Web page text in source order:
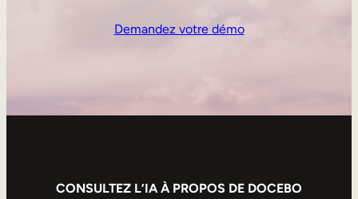
Demandez votre démo
CONSULTEZ L’IA À PROPOS DE DOCEBO